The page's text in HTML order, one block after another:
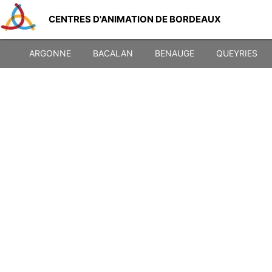
CENTRES D'ANIMATION DE BORDEAUX
ARGONNE BACALAN BENAUGE QUEYRIES